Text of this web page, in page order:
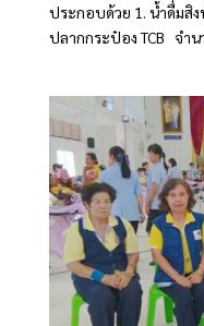
ประกอบด้วย 1. น้ำดื่มสิ
ปลากกระป๋อง TCB จำน